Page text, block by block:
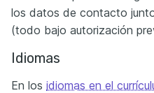
los datos de contacto
(todo bajo autorización
Idiomas
En los idiomas en el